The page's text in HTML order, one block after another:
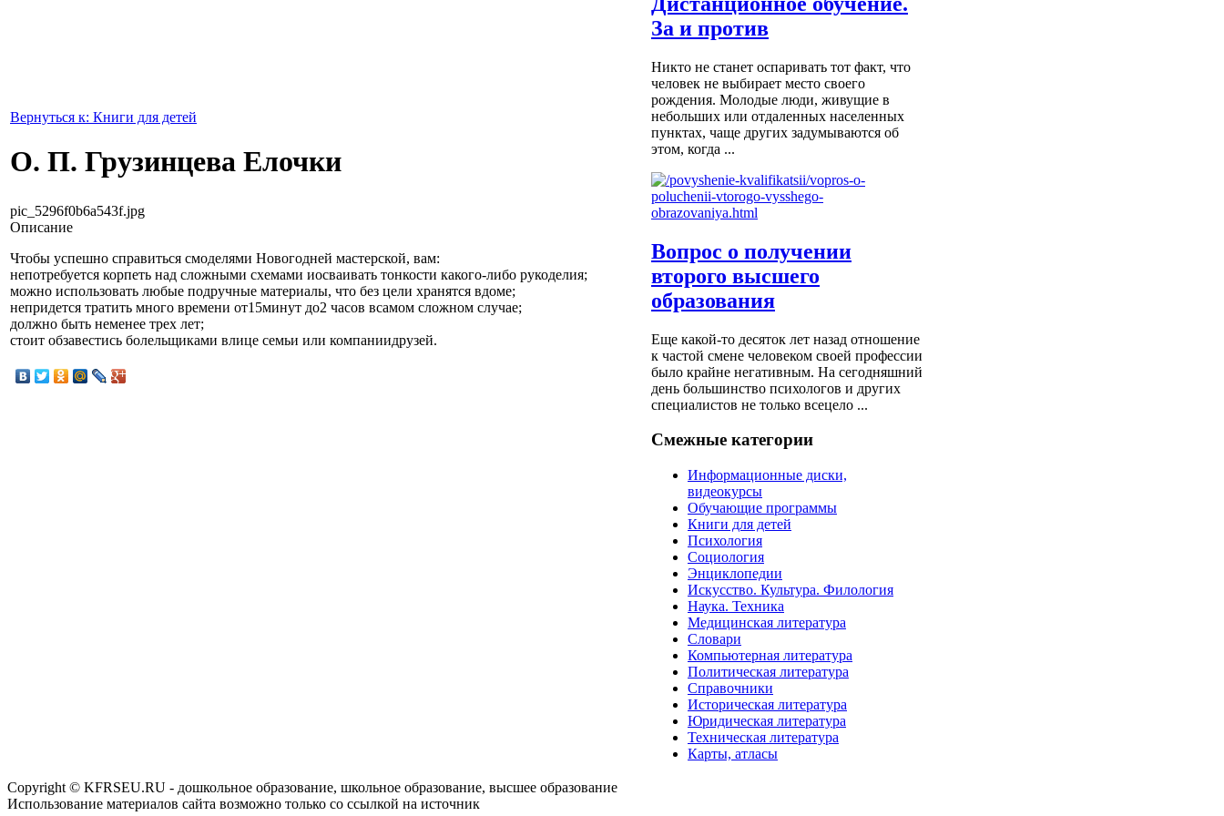
Вернуться к: Книги для детей
О. П. Грузинцева Елочки
pic_5296f0b6a543f.jpg
Описание
Чтобы успешно справиться смоделями Новогодней мастерской, вам:
непотребуется корпеть над сложными схемами иосваивать тонкости какого-либо рукоделия;
можно использовать любые подручные материалы, что без цели хранятся вдоме;
непридется тратить много времени от15минут до2 часов всамом сложном случае;
должно быть неменее трех лет;
стоит обзавестись болельщиками влице семьи или компаниидрузей.
За и против
Никто не станет оспаривать тот факт, что
человек не выбирает место своего
рождения. Молодые люди, живущие в
небольших или отдаленных населенных
пунктах, чаще других задумываются об
этом, когда ...
Вопрос о получении
второго высшего
образования
Еще какой-то десяток лет назад отношение
к частой смене человеком своей профессии
было крайне негативным. На сегодняшний
день большинство психологов и других
специалистов не только всецело ...
Смежные категории
Информационные диски,
видеокурсы
Обучающие программы
Книги для детей
Психология
Социология
Энциклопедии
Искусство. Культура. Филология
Наука. Техника
Медицинская литература
Словари
Компьютерная литература
Политическая литература
Справочники
Историческая литература
Юридическая литература
Техническая литература
Карты, атласы
Copyright © KFRSEU.RU - дошкольное образование, школьное образование, высшее образование
Использование материалов сайта возможно только со ссылкой на источник